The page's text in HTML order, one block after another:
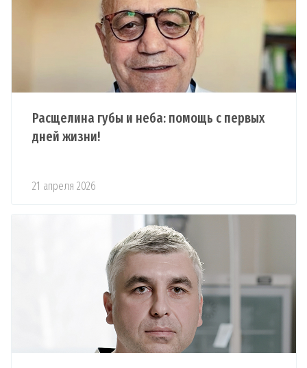
Расщелина губы и неба: помощь с первых
дней жизни!
21 апреля 2026